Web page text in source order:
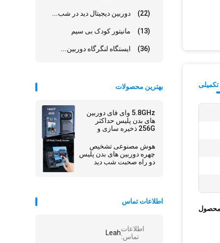
دوربین دیجیتال دید در شب... (22)
مانیتور کودک بی سیم (13)
ایستگاه لنگرگاه دوربین... (36)
بهترین محصولات
5.8GHz وای فای دوربین
های بدن پلیس حداکثر
256G ذخیره سازی و
عملکرد
هوش مصنوعی تشخیص
چهره دوربین های بدن پلیس
دو راه صحبت شب دید
اطلاعات تماس
اطلاعات
تماس:Leah